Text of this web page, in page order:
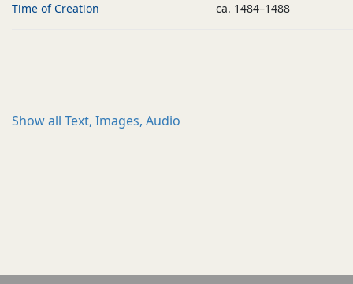
Time of Creation ca. 1484–1488
Show all Text, Images, Audio